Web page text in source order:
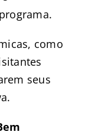
como
seus